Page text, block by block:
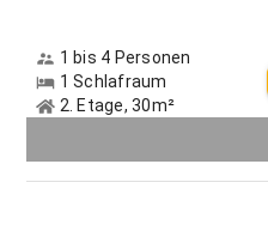
1 bis 4 Personen
1 Schlafraum
2. Etage, 30m²